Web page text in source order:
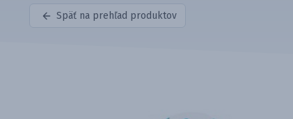
Späť na prehľad produktov